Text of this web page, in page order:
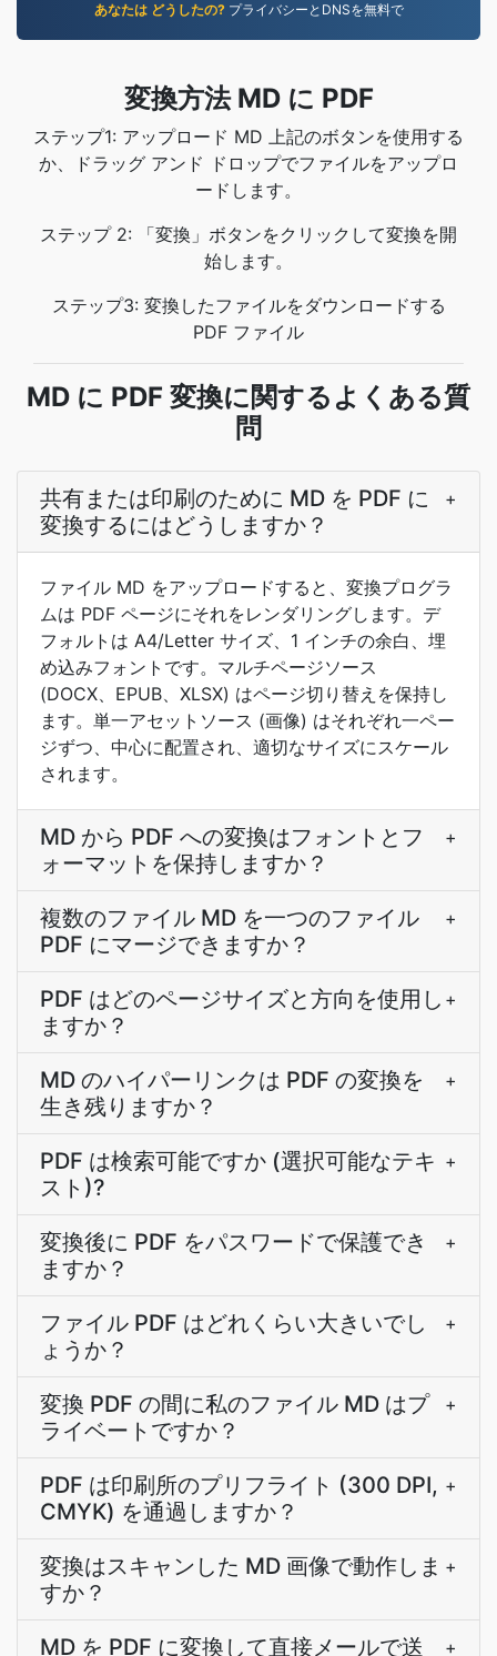
あなたは どうしたの?プライバシーとDNSを無料で
変換方法 MD に PDF
ステップ1: アップロード MD 上記のボタンを使用する
か、ドラッグ アンド ドロップでファイルをアップロ
ードします。
ステップ 2: 「変換」ボタンをクリックして変換を開
始します。
ステップ3: 変換したファイルをダウンロードする
PDF ファイル
MD に PDF 変換に関するよくある質
問
共有または印刷のために MD を PDF に
変換するにはどうしますか？
+
ファイル MD をアップロードすると、変換プログラ
ムは PDF ページにそれをレンダリングします。デ
フォルトは A4/Letter サイズ、1 インチの余白、埋
め込みフォントです。マルチページソース
(DOCX、EPUB、XLSX) はページ切り替えを保持し
ます。単一アセットソース (画像) はそれぞれ一ペー
ジずつ、中心に配置され、適切なサイズにスケール
されます。
MD から PDF への変換はフォントとフ
ォーマットを保持しますか？
+
複数のファイル MD を一つのファイル
PDF にマージできますか？
+
PDF はどのページサイズと方向を使用し
ますか？
+
MD のハイパーリンクは PDF の変換を
生き残りますか？
+
PDF は検索可能ですか (選択可能なテキ
スト)?
+
変換後に PDF をパスワードで保護でき
ますか？
+
ファイル PDF はどれくらい大きいでし
ょうか？
+
変換 PDF の間に私のファイル MD はプ
ライベートですか？
+
PDF は印刷所のプリフライト (300 DPI,
CMYK) を通過しますか？
+
変換はスキャンした MD 画像で動作しま
すか？
+
MD を PDF に変換して直接メールで送 +